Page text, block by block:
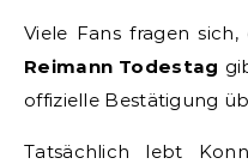
Viele Fans fragen
Reimann Todestag
offizielle Bestätigung
Tatsächlich lebt